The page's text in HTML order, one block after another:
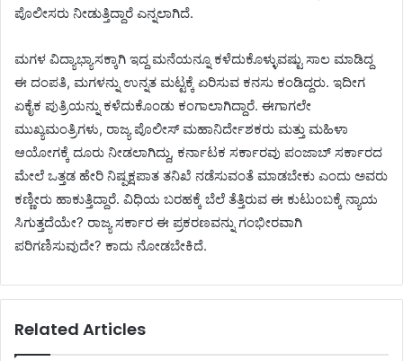
ಪೊಲೀಸರು ನೀಡುತ್ತಿದ್ದಾರೆ ಎನ್ನಲಾಗಿದೆ.
ಮಗಳ ವಿದ್ಯಾಭ್ಯಾಸಕ್ಕಾಗಿ ಇದ್ದ ಮನೆಯನ್ನೂ ಕಳೆದುಕೊಳ್ಳುವಷ್ಟು ಸಾಲ ಮಾಡಿದ್ದ
ಈ ದಂಪತಿ, ಮಗಳನ್ನು ಉನ್ನತ ಮಟ್ಟಕ್ಕೆ ಏರಿಸುವ ಕನಸು ಕಂಡಿದ್ದರು. ಇದೀಗ
ಏಕೈಕ ಪುತ್ರಿಯನ್ನು ಕಳೆದುಕೊಂಡು ಕಂಗಾಲಾಗಿದ್ದಾರೆ. ಈಗಾಗಲೇ
ಮುಖ್ಯಮಂತ್ರಿಗಳು, ರಾಜ್ಯ ಪೊಲೀಸ್ ಮಹಾನಿರ್ದೇಶಕರು ಮತ್ತು ಮಹಿಳಾ
ಆಯೋಗಕ್ಕೆ ದೂರು ನೀಡಲಾಗಿದ್ದು, ಕರ್ನಾಟಕ ಸರ್ಕಾರವು ಪಂಜಾಬ್ ಸರ್ಕಾರದ
ಮೇಲೆ ಒತ್ತಡ ಹೇರಿ ನಿಷ್ಪಕ್ಷಪಾತ ತನಿಖೆ ನಡೆಸುವಂತೆ ಮಾಡಬೇಕು ಎಂದು ಅವರು
ಕಣ್ಣೀರು ಹಾಕುತ್ತಿದ್ದಾರೆ. ವಿಧಿಯ ಬರಹಕ್ಕೆ ಬೆಲೆ ತೆತ್ತಿರುವ ಈ ಕುಟುಂಬಕ್ಕೆ ನ್ಯಾಯ
ಸಿಗುತ್ತದೆಯೇ? ರಾಜ್ಯ ಸರ್ಕಾರ ಈ ಪ್ರಕರಣವನ್ನು ಗಂಭೀರವಾಗಿ
ಪರಿಗಣಿಸುವುದೇ? ಕಾದು ನೋಡಬೇಕಿದೆ.
Related Articles